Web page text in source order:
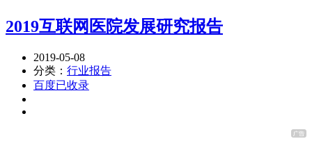
2019互联网医院发展研究报告
2019-05-08
分类： 行业报告
百度已收录